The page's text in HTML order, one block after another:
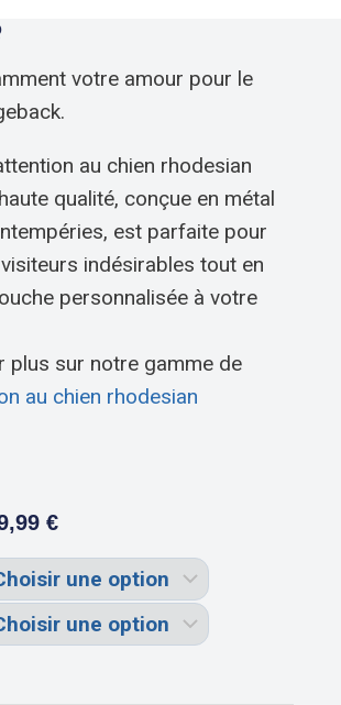
votre amour pour le
au chien rhodesian
qualité, conçue en métal
est parfaite pour
indésirables tout en
personnalisée à votre
plus sur notre gamme de
au chien rhodesian
€